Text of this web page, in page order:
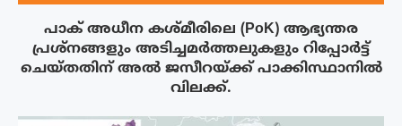
പാക് അധീന കശ്മീരിലെ (PoK) ആഭ്യന്തര
പ്രശ്നങ്ങളും അടിച്ചമർത്തലുകളും റിപ്പോർട്ട്
ചെയ്തതിന് അൽ ജസീറയ്‌ക്ക് പാക്കിസ്ഥാനിൽ
വിലക്ക്.